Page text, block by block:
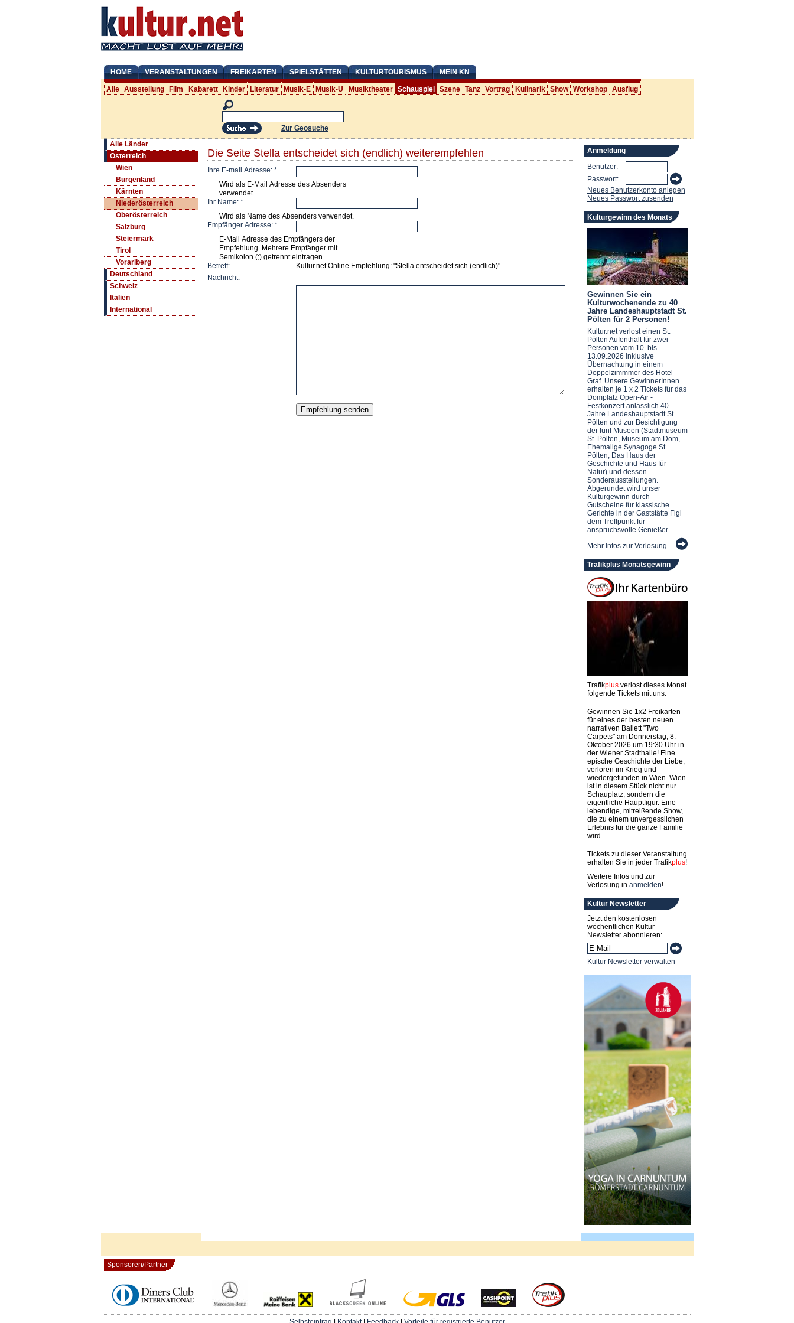
HOME VERANSTALTUNGEN FREIKARTEN SPIELSTÄTTEN KULTURTOURISMUS MEIN KN
Alle Ausstellung Film Kabarett Kinder Literatur Musik-E Musik-U Musiktheater Schauspiel Szene Tanz Vortrag Kulinarik Show Workshop Ausflug
Zur Geosuche
Alle Länder
Österreich
Wien
Burgenland
Kärnten
Niederösterreich
Oberösterreich
Salzburg
Steiermark
Tirol
Vorarlberg
Deutschland
Schweiz
Italien
International
Die Seite Stella entscheidet sich (endlich) weiterempfehlen
Ihre E-mail Adresse: *
Wird als E-Mail Adresse des Absenders
verwendet.
Ihr Name: *
Wird als Name des Absenders verwendet.
Empfänger Adresse: *
E-Mail Adresse des Empfängers der
Empfehlung. Mehrere Empfänger mit
Semikolon (;) getrennt eintragen.
Betreff:
Kultur.net Online Empfehlung: "Stella entscheidet sich (endlich)"
Nachricht:
Anmeldung
Benutzer:
Passwort:
Neues Benutzerkonto anlegen
Neues Passwort zusenden
Kulturgewinn des Monats
Gewinnen Sie ein
Kulturwochenende zu 40
Jahre Landeshauptstadt St.
Pölten für 2 Personen!
Kultur.net verlost einen St.
Pölten Aufenthalt für zwei
Personen vom 10. bis
13.09.2026 inklusive
Übernachtung in einem
Doppelzimmmer des Hotel
Graf. Unsere GewinnerInnen
erhalten je 1 x 2 Tickets für das
Domplatz Open-Air -
Festkonzert anlässlich 40
Jahre Landeshauptstadt St.
Pölten und zur Besichtigung
der fünf Museen (Stadtmuseum
St. Pölten, Museum am Dom,
Ehemalige Synagoge St.
Pölten, Das Haus der
Geschichte und Haus für
Natur) und dessen
Sonderausstellungen.
Abgerundet wird unser
Kulturgewinn durch
Gutscheine für klassische
Gerichte in der Gaststätte Figl
dem Treffpunkt für
anspruchsvolle Genießer.
Mehr Infos zur Verlosung
Trafikplus Monatsgewinn
Trafikplusverlost dieses Monat
folgende Tickets mit uns:
Gewinnen Sie 1x2 Freikarten
für eines der besten neuen
narrativen Ballett "Two
Carpets" am Donnerstag, 8.
Oktober 2026 um 19:30 Uhr in
der Wiener Stadthalle! Eine
epische Geschichte der Liebe,
verloren im Krieg und
wiedergefunden in Wien. Wien
ist in diesem Stück nicht nur
Schauplatz, sondern die
eigentliche Hauptfigur. Eine
lebendige, mitreißende Show,
die zu einem unvergesslichen
Erlebnis für die ganze Familie
wird.
Tickets zu dieser Veranstaltung
erhalten Sie in jeder Trafikplus!
Weitere Infos und zur
Verlosung in anmelden!
Kultur Newsletter
Jetzt den kostenlosen
wöchentlichen Kultur
Newsletter abonnieren:
Kultur Newsletter verwalten
Sponsoren/Partner